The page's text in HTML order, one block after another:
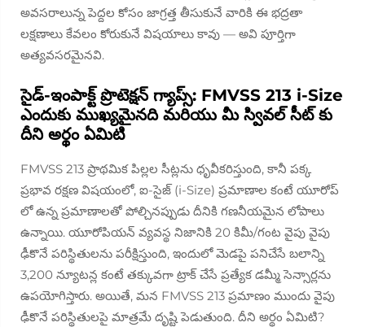
అవసరాలున్న పెద్దల కోసం జాగ్రత్త తీసుకునే వారికి ఈ భద్రతా
లక్షణాలు కేవలం కోరుకునే విషయాలు కావు — అవి పూర్తిగా
అత్యవసరమైనవి.
సైడ్-ఇంపాక్ట్ ప్రొటెక్షన్ గ్యాప్స్: FMVSS 213 i-Size
ఎందుకు ముఖ్యమైనది మరియు మీ స్వివల్ సీట్ కు
దీని అర్థం ఏమిటి
FMVSS 213 ప్రాథమిక పిల్లల సీట్లను ధృవీకరిస్తుంది, కానీ పక్క
ప్రభావ రక్షణ విషయంలో, ఐ-సైజ్ (i-Size) ప్రమాణాల కంటే యూరోప్
లో ఉన్న ప్రమాణాలతో పోల్చినప్పుడు దీనికి గణనీయమైన లోపాలు
ఉన్నాయి. యూరోపియన్ వ్యవస్థ నిజానికి 20 కిమీ/గంట వైపు వైపు
ఢీకొనే పరిస్థితులను పరీక్షిస్తుంది, ఇందులో మెడపై పనిచేసే బలాన్ని
3,200 న్యూటన్ల కంటే తక్కువగా ట్రాక్ చేసే ప్రత్యేక డమ్మీ సెన్సార్లను
ఉపయోగిస్తారు. అయితే, మన FMVSS 213 ప్రమాణం ముందు వైపు
ఢీకొనే పరిస్థితులపై మాత్రమే దృష్టి పెడుతుంది. దీని అర్థం ఏమిటి?